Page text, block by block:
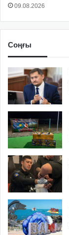
09.08.2026
Соңғы